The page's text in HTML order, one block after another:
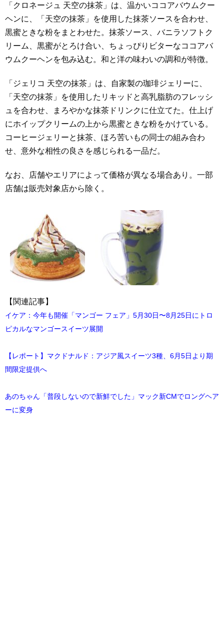
「クロネージュ 天空の抹茶」は、温かいココアバウムクー
ヘンに、「天空の抹茶」を使用した抹茶ソースを合わせ、
黒蜜ときな粉をまとわせた。抹茶ソース、バニラソフトク
リーム、黒蜜がとろけ合い、ちょっぴりビターなココアバ
ウムクーヘンを包み込む。和と洋の味わいの調和が特徴。
「ジェリコ 天空の抹茶」は、自家製の珈琲ジェリーに、
「天空の抹茶」を使用したリキッドと高乳脂肪のフレッシ
ュを合わせ、まろやかな抹茶ドリンクに仕立てた。仕上げ
にホイップクリームの上から黒蜜ときな粉をかけている。
コーヒージェリーと抹茶、ほろ苦いもの同士の組み合わ
せ、意外な相性の良さを感じられる一品だ。
なお、店舗やエリアによって価格が異なる場合あり。一部
店舗は販売対象店から除く。
【関連記事】
イケア：今年も開催「マンゴー フェア」5月30日〜8月25日にトロ
ピカルなマンゴースイーツ展開
【レポート】マクドナルド：アジア風スイーツ3種、6月5日より期
間限定提供へ
あのちゃん「普段しないので新鮮でした」マック新CMでロングヘア
ーに変身